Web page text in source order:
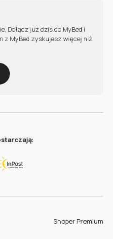
Dołącz już dziś do MyBed i
z MyBed zyskujesz więcej niż
Shoper Premium